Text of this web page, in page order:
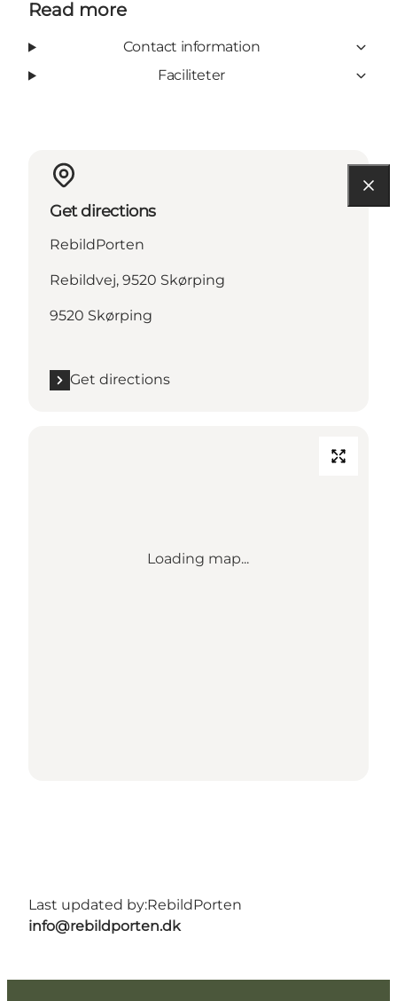
Read more
Contact information
Faciliteter
Get directions
RebildPorten
Rebildvej, 9520 Skørping
9520 Skørping
Get directions
Loading map...
Last updated by:RebildPorten
info@rebildporten.dk